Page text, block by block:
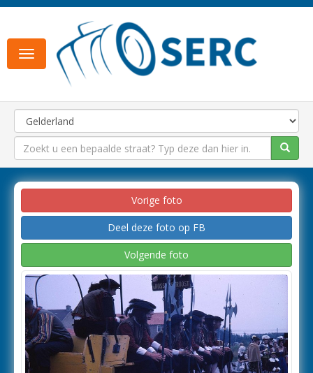
Toggle
navigation
Vorige foto
Deel deze foto op FB
Volgende foto